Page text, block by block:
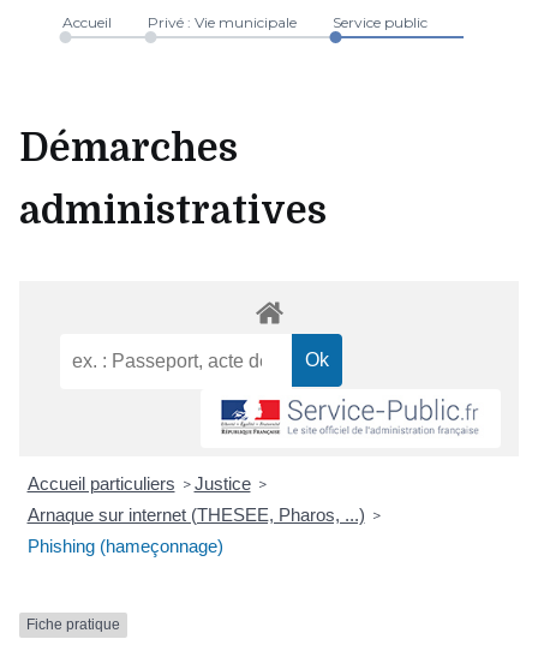
Accueil Privé : Vie municipale Service public
Démarches
administratives
Accueil particuliers > Justice >
Arnaque sur internet (THESEE, Pharos, ...) >
Phishing (hameçonnage)
Fiche pratique